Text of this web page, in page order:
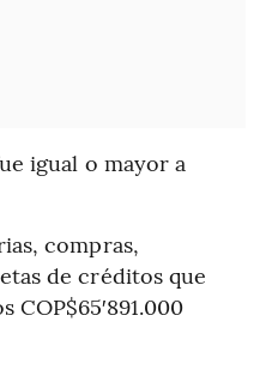
igual o mayor a
compras,
de créditos que